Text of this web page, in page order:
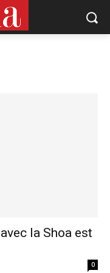
la Shoa est
0